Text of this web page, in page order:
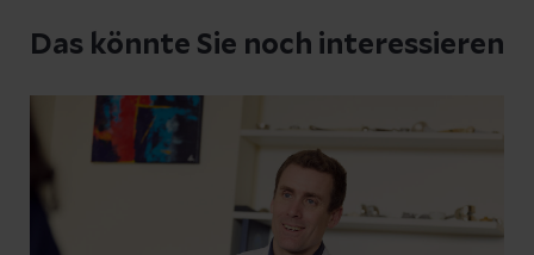
Schreiben Sie uns eine Nachricht und geben
Sie Ihre E-Mail-Adresse an, damit wir uns bei
Ihnen melden können
Das könnte Sie noch interessieren